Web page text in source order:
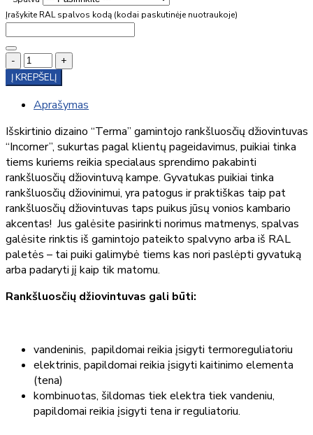
Įrašykite RAL spalvos kodą (kodai paskutinėje nuotraukoje)
-
+
Į KREPŠELĮ
Aprašymas
Išskirtinio dizaino “Terma” gamintojo rankšluosčių džiovintuvas
“Incorner”, sukurtas pagal klientų pageidavimus, puikiai tinka
tiems kuriems reikia specialaus sprendimo pakabinti
rankšluosčių džiovintuvą kampe. Gyvatukas puikiai tinka
rankšluosčių džiovinimui, yra patogus ir praktiškas taip pat
rankšluosčių džiovintuvas taps puikus jūsų vonios kambario
akcentas! Jus galėsite pasirinkti norimus matmenys, spalvas
galėsite rinktis iš gamintojo pateikto spalvyno arba iš RAL
paletės – tai puiki galimybė tiems kas nori paslėpti gyvatuką
arba padaryti jį kaip tik matomu.
Rankšluosčių džiovintuvas gali būti:
vandeninis, papildomai reikia įsigyti termoreguliatoriu
elektrinis, papildomai reikia įsigyti kaitinimo elementa
(tena)
kombinuotas, šildomas tiek elektra tiek vandeniu,
papildomai reikia įsigyti tena ir reguliatoriu.